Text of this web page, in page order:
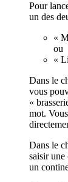
Pour
un des
«
ou
«
Dans le
vous
«
mot.
Dans le
saisir une
un